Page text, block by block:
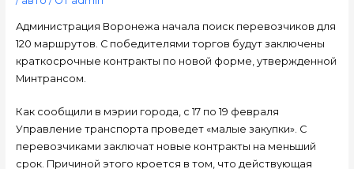
Администрация Воронежа начала поиск перевозчиков для
120 маршрутов. С победителями торгов будут заключены
краткосрочные контракты по новой форме, утвержденной
Минтрансом.
Как сообщили в мэрии города, с 17 по 19 февраля
Управление транспорта проведет «малые закупки». С
перевозчиками заключат новые контракты на меньший
срок. Причиной этого кроется в том, что действующая